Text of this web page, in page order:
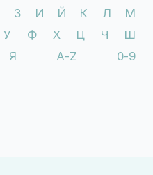
З И Й К Л
М
У Ф Х Ц Ч
Ш
Я A-Z 0-9